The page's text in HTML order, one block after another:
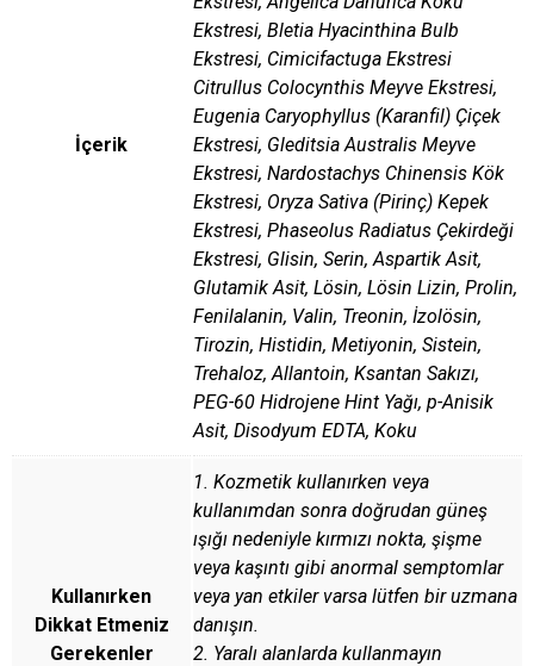
İçerik
Ekstresi, Bletia Hyacinthina Bulb
Ekstresi, Cimicifactuga Ekstresi
Citrullus Colocynthis Meyve Ekstresi,
Eugenia Caryophyllus (Karanfil) Çiçek
Ekstresi, Gleditsia Australis Meyve
Ekstresi, Nardostachys Chinensis Kök
Ekstresi, Oryza Sativa (Pirinç) Kepek
Ekstresi, Phaseolus Radiatus Çekirdeği
Ekstresi, Glisin, Serin, Aspartik Asit,
Glutamik Asit, Lösin, Lösin Lizin, Prolin,
Fenilalanin, Valin, Treonin, İzolösin,
Tirozin, Histidin, Metiyonin, Sistein,
Trehaloz, Allantoin, Ksantan Sakızı,
PEG-60 Hidrojene Hint Yağı, p-Anisik
Asit, Disodyum EDTA, Koku
Kullanırken
Dikkat Etmeniz
Gerekenler
1. Kozmetik kullanırken veya
kullanımdan sonra doğrudan güneş
ışığı nedeniyle kırmızı nokta, şişme
veya kaşıntı gibi anormal semptomlar
veya yan etkiler varsa lütfen bir uzmana
danışın.
2. Yaralı alanlarda kullanmayın